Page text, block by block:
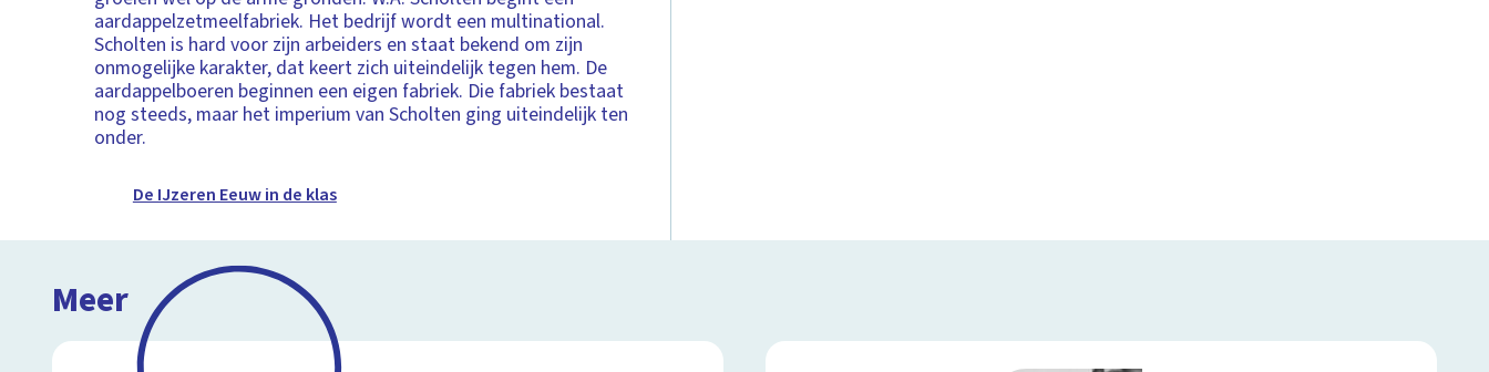
aardappelzetmeelfabriek. Het bedrijf wordt een multinational.
Scholten is hard voor zijn arbeiders en staat bekend om zijn
onmogelijke karakter, dat keert zich uiteindelijk tegen hem. De
aardappelboeren beginnen een eigen fabriek. Die fabriek bestaat
nog steeds, maar het imperium van Scholten ging uiteindelijk ten
onder.
De IJzeren Eeuw in de klas
Meer